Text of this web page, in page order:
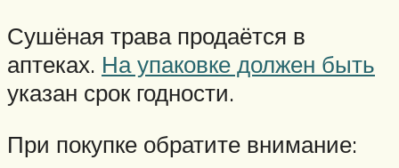
Сушёная трава продаётся в
аптеках. На упаковке должен быть
указан срок годности.
При покупке обратите внимание: